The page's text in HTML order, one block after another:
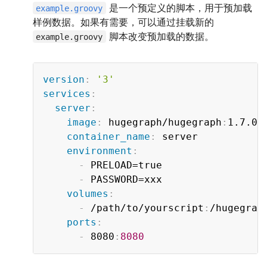
example.groovy
是一个预定义的脚本，用于预加载
样例数据。如果有需要，可以通过挂载新的
example.groovy 脚本改变预加载的数据。
version :
'3'
services :
server :
image : hugegraph/hugegraph : 1.7.0
container_name :
server
environment :
-
PRELOAD=true
-
PASSWORD=xxx
volumes :
-
/path/to/yourscript : /
ports :
-
8080 : 8080